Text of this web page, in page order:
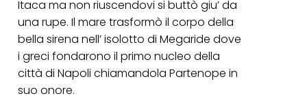
Itaca ma non riuscendovi si buttò giu’ da
una rupe. Il mare trasformò il corpo della
bella sirena nell’ isolotto di Megaride dove
i greci fondarono il primo nucleo della
città di Napoli chiamandola Partenope in
suo onore.